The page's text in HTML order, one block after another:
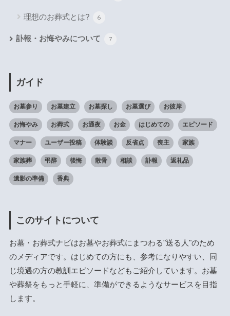
理想のお葬式とは? 6
訃報・お悔やみについて 7
ガイド
お墓参り お墓建立 お墓探し お墓選び お彼岸
お悔やみ お葬式 お通夜 お金 はじめての エピソード
マナー ユーザー投稿 体験談 反省点 喪主 家族
家族葬 弔辞 後悔 散骨 相談 訃報 返礼品
遺影の準備 香典
このサイトについて
お墓・お葬式ナビはお墓やお葬式にまつわる"送る人"のため
のメディアです。はじめての方にも、参考になりやすい、同
じ境遇の方の教訓エピソードなどもご紹介しています。お墓
や葬祭をもっと手軽に、準備ができるようなサービスを目指
します。